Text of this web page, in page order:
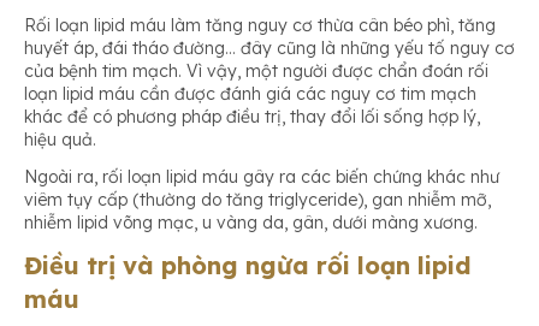
Rối loạn lipid máu làm tăng nguy cơ thừa cân béo phì, tăng
huyết áp, đái tháo đường… đây cũng là những yếu tố nguy cơ
của bệnh tim mạch. Vì vậy, một người được chẩn đoán rối
loạn lipid máu cần được đánh giá các nguy cơ tim mạch
khác để có phương pháp điều trị, thay đổi lối sống hợp lý,
hiệu quả.
Ngoài ra, rối loạn lipid máu gây ra các biến chứng khác như
viêm tụy cấp (thường do tăng triglyceride), gan nhiễm mỡ,
nhiễm lipid võng mạc, u vàng da, gân, dưới màng xương.
Điều trị và phòng ngừa rối loạn lipid
máu